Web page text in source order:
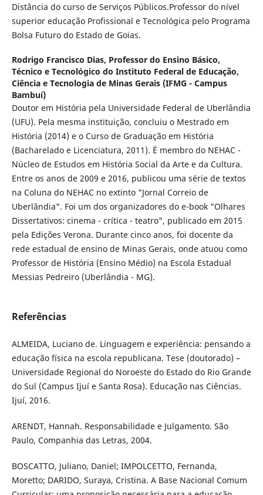
Distância do curso de Serviços Públicos.Professor do nível
superior educação Profissional e Tecnológica pelo Programa
Bolsa Futuro do Estado de Goias.
Rodrigo Francisco Dias, Professor do Ensino Básico,
Técnico e Tecnológico do Instituto Federal de Educação,
Ciência e Tecnologia de Minas Gerais (IFMG - Campus
Bambuí)
Doutor em História pela Universidade Federal de Uberlândia
(UFU). Pela mesma instituição, concluiu o Mestrado em
História (2014) e o Curso de Graduação em História
(Bacharelado e Licenciatura, 2011). É membro do NEHAC -
Núcleo de Estudos em História Social da Arte e da Cultura.
Entre os anos de 2009 e 2016, publicou uma série de textos
na Coluna do NEHAC no extinto "Jornal Correio de
Uberlândia". Foi um dos organizadores do e-book "Olhares
Dissertativos: cinema - crítica - teatro", publicado em 2015
pela Edições Verona. Durante cinco anos, foi docente da
rede estadual de ensino de Minas Gerais, onde atuou como
Professor de História (Ensino Médio) na Escola Estadual
Messias Pedreiro (Uberlândia - MG).
Referências
ALMEIDA, Luciano de. Linguagem e experiência: pensando a
educação física na escola republicana. Tese (doutorado) –
Universidade Regional do Noroeste do Estado do Rio Grande
do Sul (Campus Ijuí e Santa Rosa). Educação nas Ciências.
Ijuí, 2016.
ARENDT, Hannah. Responsabilidade e Julgamento. São
Paulo, Companhia das Letras, 2004.
BOSCATTO, Juliano, Daniel; IMPOLCETTO, Fernanda,
Moretto; DARIDO, Suraya, Cristina. A Base Nacional Comum